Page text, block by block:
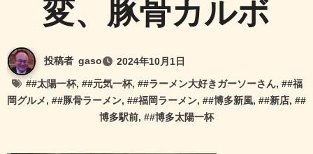
変、豚骨カルボ
投稿者 gaso
2024年10月1日
##太陽一杯, ##元気一杯, ##ラーメン大好きガーソーさん, ##福
岡グルメ, ##豚骨ラーメン, ##福岡ラーメン, ##博多新風, ##新店, ##
博多駅前, ##博多太陽一杯